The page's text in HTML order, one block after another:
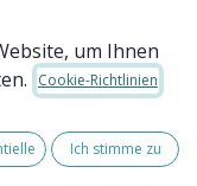
um Ihnen
Cookie-Richtlinien
Ich stimme zu